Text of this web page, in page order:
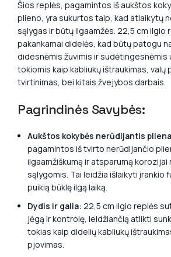
Šios replės, pagamintos iš aukštos
plieno, yra sukurtos taip, kad atlaikytų
sąlygas ir būtų ilgaamžės. 22,5 cm ilgio
pakankamai didelės, kad būtų patogu
didesnėmis žuvimis ir sudėtingesnėmis
tokiomis kaip kabliukų ištraukimas, valų
tvirtinimas, bei kitais žvejybos darbais.
Pagrindinės Savybės:
Aukštos kokybės nerūdijantis
pagamintos iš tvirto nerūdijančio
ilgaamžiškumą ir atsparumą
sąlygomis. Tai leidžia išlaikyti įrankio
puikią būklę ilgą laiką.
Dydis ir galia: 22,5 cm ilgio replės
jėgą ir kontrolę, leidžiančią atlikti
tokias kaip didelių kabliukų
pjovimas.